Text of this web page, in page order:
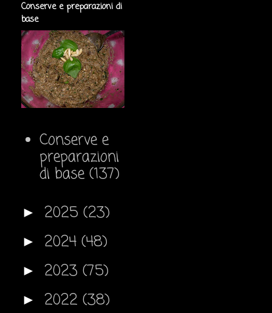
Conserve e preparazioni di
base
Conserve e
preparazioni
di base (137)
► 2025 (23)
► 2024 (48)
► 2023 (75)
► 2022 (38)